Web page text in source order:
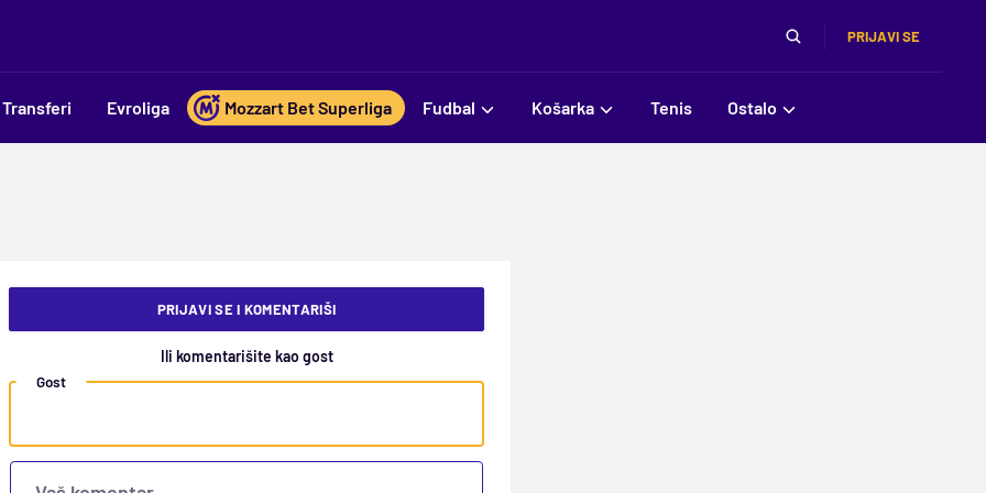
PRIJAVI SE
Transferi Evroliga Mozzart Bet Superliga Fudbal Košarka Tenis Ostalo
PRIJAVI SE I KOMENTARIŠI
Ili komentarišite kao gost
Gost